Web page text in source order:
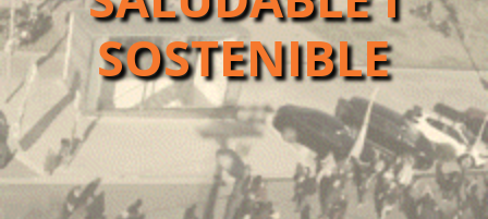
SOSTENIBLE